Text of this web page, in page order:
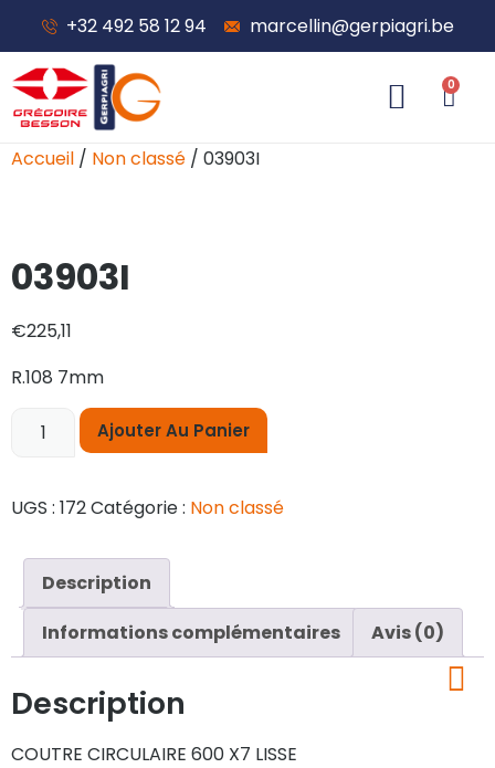
+32 492 58 12 94 marcellin@gerpiagri.be
0
Accueil / Non classé / 03903I
03903I
€225,11
R.108 7mm
Ajouter Au Panier
UGS : 172Catégorie : Non classé
Description
Informations complémentaires
Avis (0)
Description
COUTRE CIRCULAIRE 600 X7 LISSE